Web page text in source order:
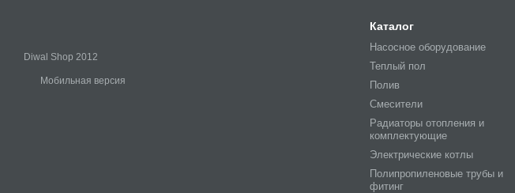
Diwal Shop 2012
Мобильная версия
Каталог
Насосное оборудование
Теплый пол
Полив
Смесители
Радиаторы отопления и
комплектующие
Электрические котлы
Полипропиленовые трубы и
фитинг